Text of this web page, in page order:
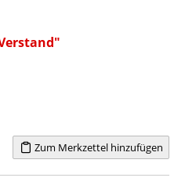
Zum Merkzettel hinzufügen